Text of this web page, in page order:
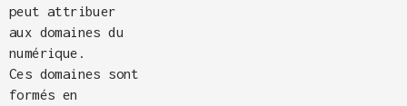
peut attribuer
aux domaines du
numérique.
Ces domaines sont
formés en